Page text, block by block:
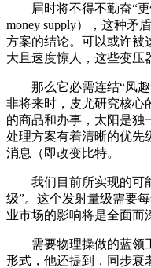
届时将不得不勤奋“更
money supply），这种矛
方案的结论。可以或许被
大且速度惊人，这些变压
那么它必需连结“风趣”
非将来时，皮尤研究核心
的商品和办事，太阳是独
处理方案有着清晰的优先
消息（即改变比特。
我们目前所实现的可能
级”。这个发射量级需要
业市场的影响将是全面而
需要物理操做的蓝领工
形式，他还提到，同步衰